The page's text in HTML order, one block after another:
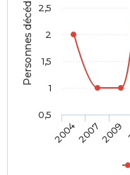
Personnes décédées
200420072009
0,5
1
1,5
2
2,5